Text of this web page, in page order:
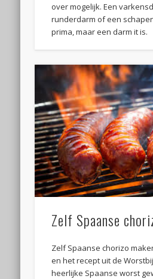
over mogelijk. Een
runderdarm of een
prima, maar een darm it is.
Zelf Spaanse
Zelf Spaanse chorizo
en het recept uit de
heerlijke Spaanse worst